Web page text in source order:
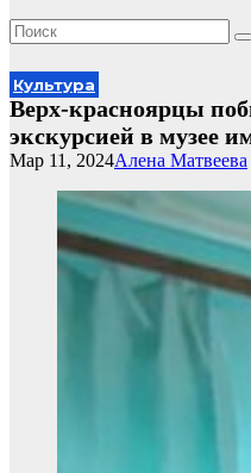
Культура
Верх-красноярцы
экскурсией в музее
Алена Матвеева
Мар 11, 2024